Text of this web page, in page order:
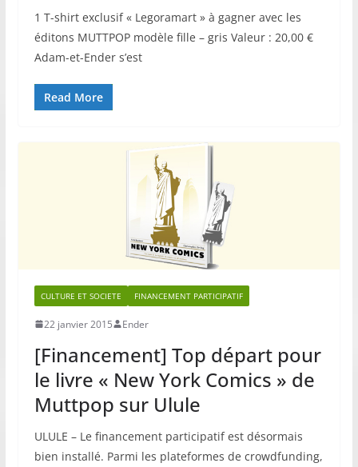
1 T-shirt exclusif « Legoramart » à gagner avec les
éditons MUTTPOP modèle fille – gris Valeur : 20,00 €
Adam-et-Ender s’est
Read More
CULTURE ET SOCIETE FINANCEMENT PARTICIPATIF
22 janvier 2015 Ender
[Financement] Top départ pour
le livre « New York Comics » de
Muttpop sur Ulule
ULULE – Le financement participatif est désormais
bien installé. Parmi les plateformes de crowdfunding,